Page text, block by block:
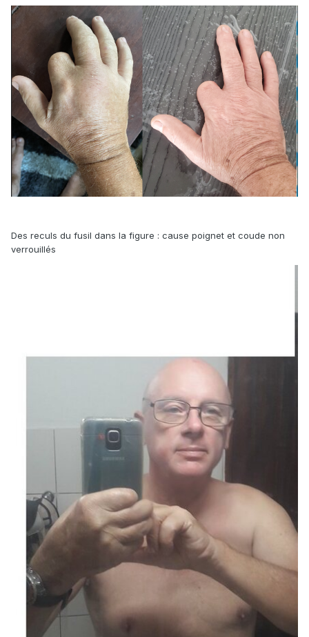
Des reculs du fusil dans la figure : cause poignet et coude non
verrouillés